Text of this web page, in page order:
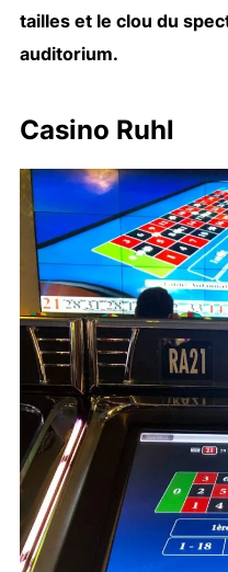
tailles et le clou du
auditorium.
Casino Ruhl